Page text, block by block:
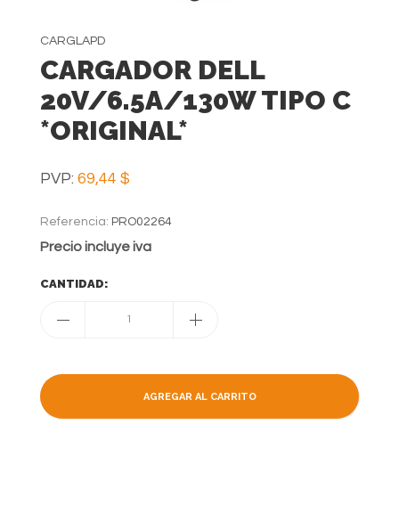
CARGLAPD
CARGADOR DELL
20V/6.5A/130W TIPO C
*ORIGINAL*
PVP: 69,44 $
Referencia: PRO02264
Precio incluye iva
CANTIDAD:
1
AGREGAR AL CARRITO